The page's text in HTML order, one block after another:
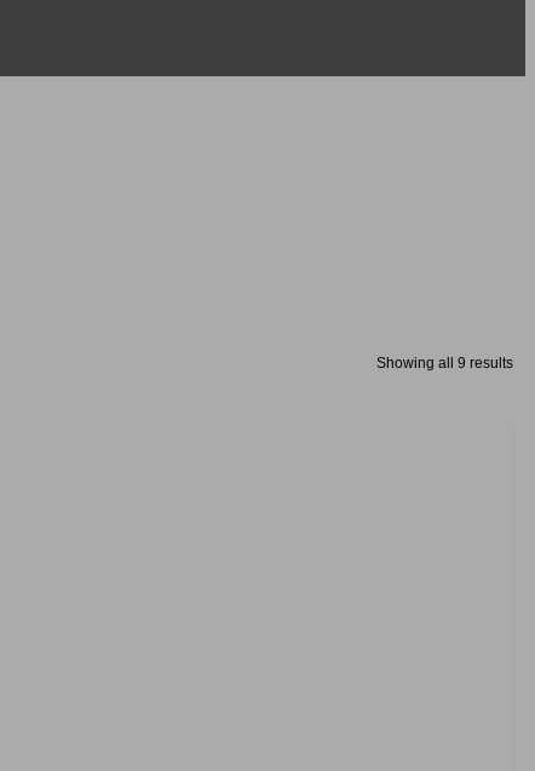
Showing all 9 results